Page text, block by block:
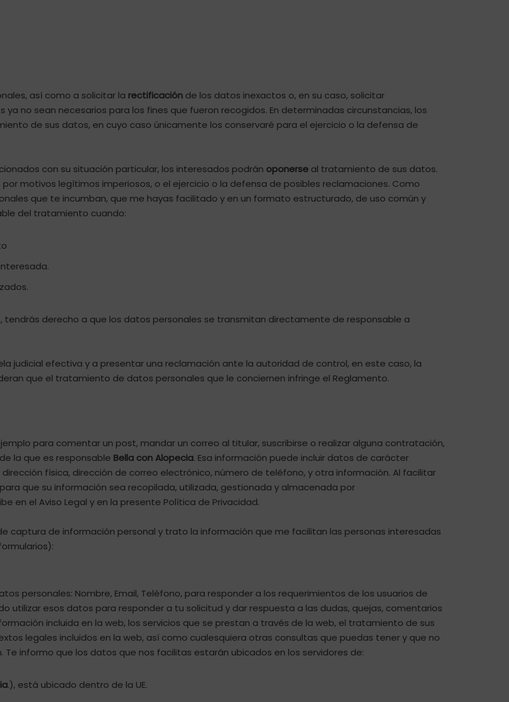
así como a solicitar la rectificación de los datos inexactos o, en su caso, solicitar
no sean necesarios para los fines que fueron recogidos. En determinadas circunstancias, los
de sus datos, en cuyo caso únicamente los conservaré para el ejercicio o la defensa de
con su situación particular, los interesados podrán oponerse al tratamiento de sus datos.
motivos legítimos imperiosos, o el ejercicio o la defensa de posibles reclamaciones. Como
que te incumban, que me hayas facilitado y en un formato estructurado, de uso común y
del tratamiento cuando:
derecho a que los datos personales se transmitan directamente de responsable a
judicial efectiva y a presentar una reclamación ante la autoridad de control, en este caso, la
que el tratamiento de datos personales que le conciernen infringe el Reglamento.
para comentar un post, mandar un correo al titular, suscribirse o realizar alguna contratación,
la que es responsable Bella con Alopecia. Esa información puede incluir datos de carácter
física, dirección de correo electrónico, número de teléfono, y otra información. Al facilitar
que su información sea recopilada, utilizada, gestionada y almacenada por
en el Aviso Legal y en la presente Política de Privacidad.
captura de información personal y trato la información que me facilitan las personas interesadas
personales: Nombre, Email, Teléfono, para responder a los requerimientos de los usuarios de
utilizar esos datos para responder a tu solicitud y dar respuesta a las dudas, quejas, comentarios
incluida en la web, los servicios que se prestan a través de la web, el tratamiento de sus
legales incluidos en la web, así como cualesquiera otras consultas que puedas tener y que no
informo que los datos que nos facilitas estarán ubicados en los servidores de:
.), está ubicado dentro de la UE.